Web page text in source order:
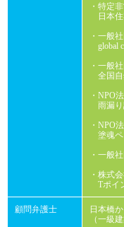
・特定
日本住
・一般
global
・一般
全国自
・NPO
雨漏り
・NPO
塗魂ペ
・一般
・株式
Tポイ
顧問弁護士
日本橋
（一級